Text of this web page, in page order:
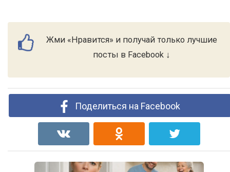
Жми «Нравится» и получай только лучшие
посты в Facebook ↓
Поделиться на Facebook